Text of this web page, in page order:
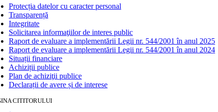
Protecția datelor cu caracter personal
Transparență
Integritate
Solicitarea informaţiilor de interes public
Raport de evaluare a implementării Legii nr. 544/2001 în anul 2025
Raport de evaluare a implementării Legii nr. 544/2001 în anul 2024
Situații financiare
Achiziții publice
Plan de achiziţii publice
Declarații de avere și de interese
CITITORULUI